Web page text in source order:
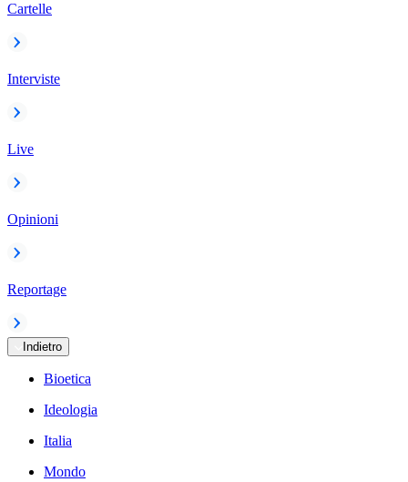
Cartelle
Interviste
Live
Opinioni
Reportage
Indietro
Bioetica
Ideologia
Italia
Mondo